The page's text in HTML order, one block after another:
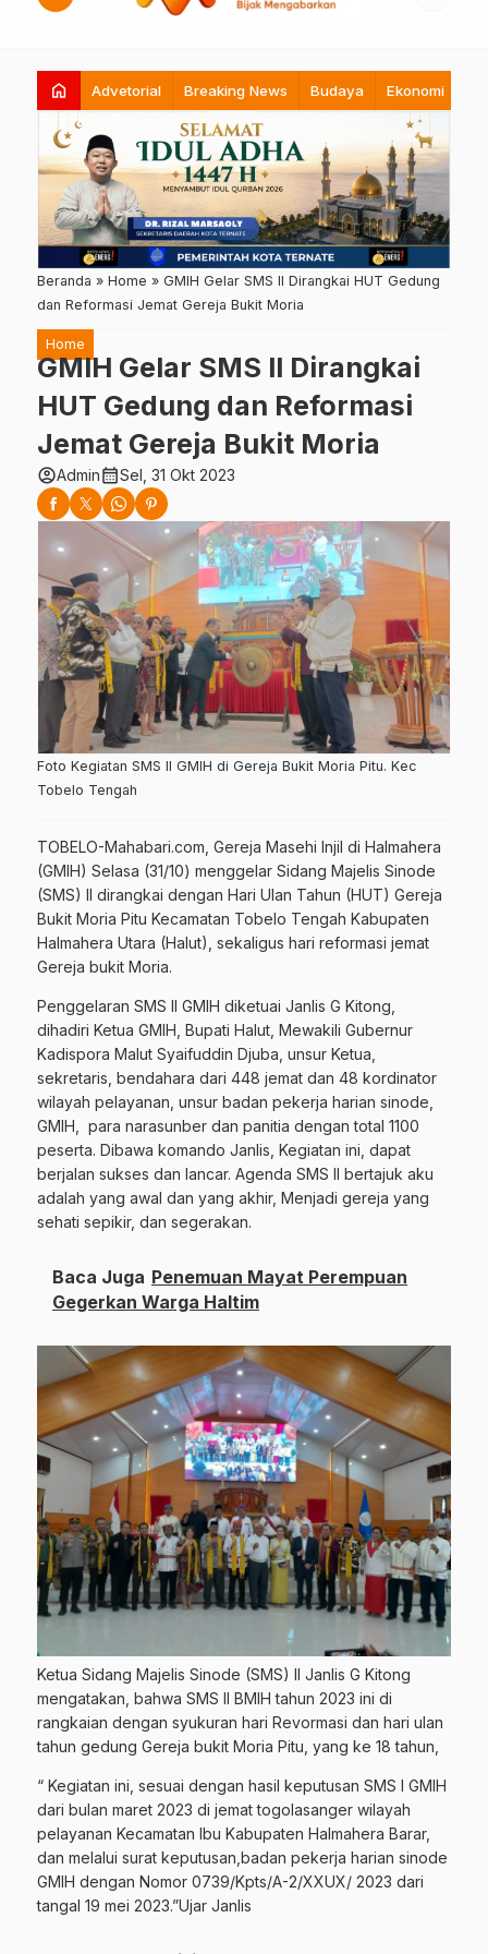
home Advetorial Breaking News Budaya Ekonomi
Beranda » Home » GMIH Gelar SMS II Dirangkai HUT Gedung
dan Reformasi Jemat Gereja Bukit Moria
Home
GMIH Gelar SMS II Dirangkai
HUT Gedung dan Reformasi
Jemat Gereja Bukit Moria
account_circleAdmincalendar_monthSel, 31 Okt 2023
Foto Kegiatan SMS II GMIH di Gereja Bukit Moria Pitu. Kec
Tobelo Tengah
TOBELO-Mahabari.com, Gereja Masehi Injil di Halmahera
(GMIH) Selasa (31/10) menggelar Sidang Majelis Sinode
(SMS) II dirangkai dengan Hari Ulan Tahun (HUT) Gereja
Bukit Moria Pitu Kecamatan Tobelo Tengah Kabupaten
Halmahera Utara (Halut), sekaligus hari reformasi jemat
Gereja bukit Moria.
Penggelaran SMS II GMIH diketuai Janlis G Kitong,
dihadiri Ketua GMIH, Bupati Halut, Mewakili Gubernur
Kadispora Malut Syaifuddin Djuba, unsur Ketua,
sekretaris, bendahara dari 448 jemat dan 48 kordinator
wilayah pelayanan, unsur badan pekerja harian sinode,
GMIH, para narasunber dan panitia dengan total 1100
peserta. Dibawa komando Janlis, Kegiatan ini, dapat
berjalan sukses dan lancar. Agenda SMS II bertajuk aku
adalah yang awal dan yang akhir, Menjadi gereja yang
sehati sepikir, dan segerakan.
Baca Juga Penemuan Mayat Perempuan
Gegerkan Warga Haltim
Ketua Sidang Majelis Sinode (SMS) II Janlis G Kitong
mengatakan, bahwa SMS II BMIH tahun 2023 ini di
rangkaian dengan syukuran hari Revormasi dan hari ulan
tahun gedung Gereja bukit Moria Pitu, yang ke 18 tahun,
“ Kegiatan ini, sesuai dengan hasil keputusan SMS I GMIH
dari bulan maret 2023 di jemat togolasanger wilayah
pelayanan Kecamatan Ibu Kabupaten Halmahera Barar,
dan melalui surat keputusan,badan pekerja harian sinode
GMIH dengan Nomor 0739/Kpts/A-2/XXUX/ 2023 dari
tangal 19 mei 2023.”Ujar Janlis